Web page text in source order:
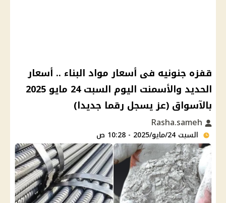
قفزه جنونيه فى أسعار مواد البناء .. أسعار
الحديد والأسمنت اليوم السبت 24 مايو 2025
بالآسواق (عز يسجل رقما جديدا)
السبت 24/مايو/2025 - 10:28 ص